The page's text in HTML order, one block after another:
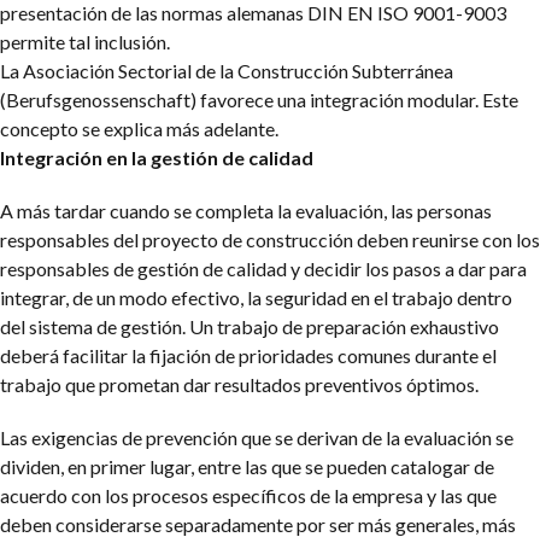
presentación de las normas alemanas DIN EN ISO 9001-9003
permite tal inclusión.
La Asociación Sectorial de la Construcción Subterránea
(Berufsgenossenschaft) favorece una integración modular. Este
concepto se explica más adelante.
Integración en la gestión de calidad
A más tardar cuando se completa la evaluación, las personas
responsables del proyecto de construcción deben reunirse con los
responsables de gestión de calidad y decidir los pasos a dar para
integrar, de un modo efectivo, la seguridad en el trabajo dentro
del sistema de gestión. Un trabajo de preparación exhaustivo
deberá facilitar la fijación de prioridades comunes durante el
trabajo que prometan dar resultados preventivos óptimos.
Las exigencias de prevención que se derivan de la evaluación se
dividen, en primer lugar, entre las que se pueden catalogar de
acuerdo con los procesos específicos de la empresa y las que
deben considerarse separadamente por ser más generales, más